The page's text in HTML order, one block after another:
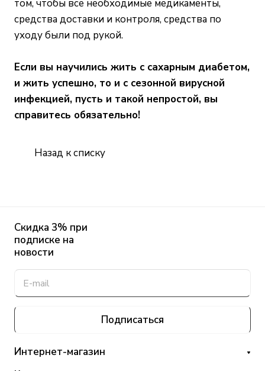
том, чтобы все необходимые медикаменты,
средства доставки и контроля, средства по
уходу были под рукой.
Если вы научились жить с сахарным диабетом,
и жить успешно, то и с сезонной вирусной
инфекцией, пусть и такой непростой, вы
справитесь обязательно!
Назад к списку
Скидка 3% при
подписке на
новости
Подписаться
Интернет-магазин